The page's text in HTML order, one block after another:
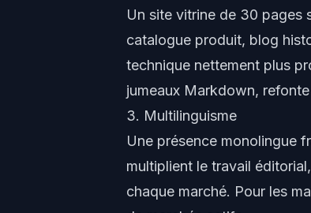
Un site vitrine de 30 pages
catalogue produit, blog
technique nettement plus
jumeaux Markdown,
3. Multilinguisme
Une présence monolingue
multiplient le travail
chaque marché. Pour les